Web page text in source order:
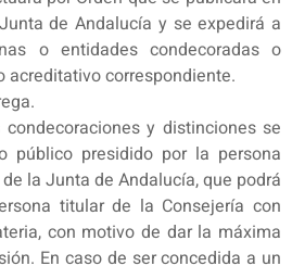
de Andalucía y se expedirá a
o entidades condecoradas o
correspondiente.
y distinciones se
público presidido por la persona
la Junta de Andalucía, que podrá
titular de la Consejería con
con motivo de dar la máxima
En caso de ser concedida a un